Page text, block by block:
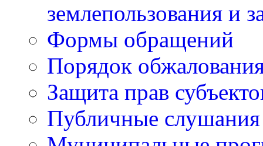
землепользования и
Формы обращений
Порядок
Защита прав
Публичные